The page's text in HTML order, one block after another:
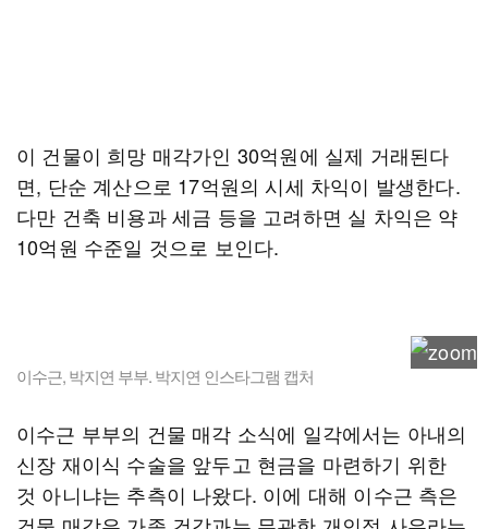
이 건물이 희망 매각가인 30억원에 실제 거래된다
면, 단순 계산으로 17억원의 시세 차익이 발생한다.
다만 건축 비용과 세금 등을 고려하면 실 차익은 약
10억원 수준일 것으로 보인다.
이수근, 박지연 부부. 박지연 인스타그램 캡처
이수근 부부의 건물 매각 소식에 일각에서는 아내의
신장 재이식 수술을 앞두고 현금을 마련하기 위한
것 아니냐는 추측이 나왔다. 이에 대해 이수근 측은